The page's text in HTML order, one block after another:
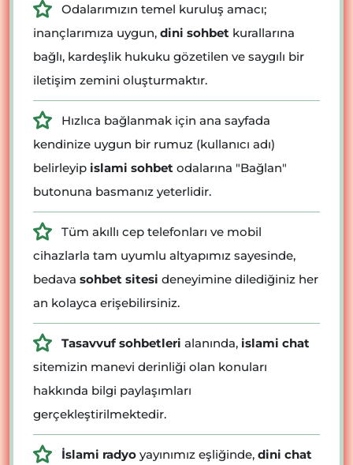
Odalarımızın temel kuruluş amacı;
inançlarımıza uygun, dini sohbet kurallarına
bağlı, kardeşlik hukuku gözetilen ve saygılı bir
iletişim zemini oluşturmaktır.
Hızlıca bağlanmak için ana sayfada
kendinize uygun bir rumuz (kullanıcı adı)
belirleyip islami sohbet odalarına "Bağlan"
butonuna basmanız yeterlidir.
Tüm akıllı cep telefonları ve mobil
cihazlarla tam uyumlu altyapımız sayesinde,
bedava sohbet sitesi deneyimine dilediğiniz her
an kolayca erişebilirsiniz.
Tasavvuf sohbetleri alanında, islami chat
sitemizin manevi derinliği olan konuları
hakkında bilgi paylaşımları
gerçekleştirilmektedir.
İslami radyo yayınımız eşliğinde, dini chat